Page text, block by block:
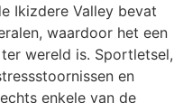
Ikizdere Valley bevat
waardoor het een
wereld is. Sportletsel,
en
enkele van de